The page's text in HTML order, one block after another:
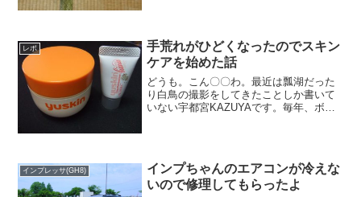
レポ
手荒れがひどくなったのでスキン
ケアを始めた話
どうも。こん〇〇わ。最近は瓢湖だった
り白鳥の撮影をしてきたことしか書いて
いない宇都宮KAZUYAです。毎年、ボク
ないわで結構苦労する...
インプレッサ(GH8)
インプちゃんのエアコンが冷えな
いので修理してもらったよ